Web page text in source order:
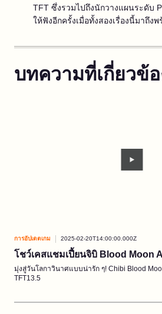
TFT ซึ่งรวมไปถึงนักวางแผนระดับ
ให้ฟังอีกครั้งเมื่อทั้งสองเรื่องนี้มาถึง
บทความที่เกี่ยวข้อ
การอัปเดตเกม 2025-02-20T14:00:00.000Z
โชว์เคสแชมเปี้ยนจิบิ Blood Moon
มุ่งสู่วันโลกาวินาศแบบน่ารัก ๆ! Chibi Blood
TFT13.5